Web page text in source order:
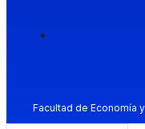
Facultad de Economía